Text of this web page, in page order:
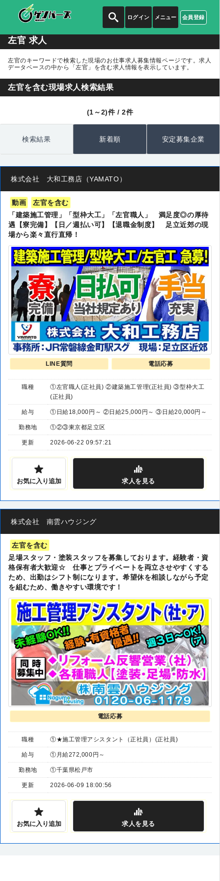
ログイン 会員登録
メニュー
左官 求人
左官のキーワードで検索した現場のお仕事求人募集情報ページです。求人
データベースの中から
「左官」 を含む求人情報を表示しています。
左官を含む現場求人検索結果
(1～2)件 / 2件
検索結果 新着順 安定募集企業
株式会社 大和工務店（YAMATO）
動画
左官を含む
「建築施工管理」「型枠大工」「左官職人」 満足度◎の厚待
遇【寮完備】【日／週払い可】【退職金制度】 足立近郊の現
場から楽々直行直帰！
LINE質問 電話応募
職種
①左官職人(正社員) ②建築施工管理(正社員) ③型枠大工
(正社員)
給与 ①日給18,000円～ ②日給25,000円～ ③日給20,000円～
勤務地 ①②③東京都足立区
更新 2026-06-22 09:57:21
お気に入り追加 求人を見る
株式会社 南雲ハウジング
左官を含む
足場スタッフ・塗装スタッフを募集しております。経験者・資
格保有者大歓迎☆ 仕事とプライベートを両立させやすくする
ため、出勤はシフト制になります。希望休を相談しながら予定
を組むため、働きやすい環境です！
電話応募
職種 ①★施工管理アシスタント（正社員）(正社員)
給与 ①月給272,000円～
勤務地 ①千葉県松戸市
更新 2026-06-09 18:00:56
お気に入り追加 求人を見る